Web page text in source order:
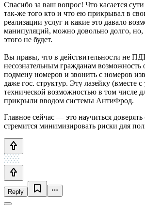
Спасибо за ваш вопрос! Что касается
так-же того кто и что ею прикрывал в
реализации услуг и какие это давало
манипуляций, можно довольно долго, но,
этого не будет.
Вы правы, что в действительности не
несознательным гражданам возможность
подмену номеров и звонить с номеров
даже гос. структур. Эту лазейку (вместе с
технической возможностью в том числе
прикрыли вводом системы АнтиФрод.
Главное сейчас — это научиться доверять
стремится минимизировать риски для
Reply